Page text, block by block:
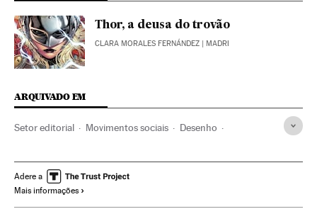
Thor, a deusa do trovão
CLARA MORALES FERNÁNDEZ | MADRI
ARQUIVADO EM
Setor editorial Movimentos sociais Desenho
Empresas Livro ilustrado
Adere a
Mais informações